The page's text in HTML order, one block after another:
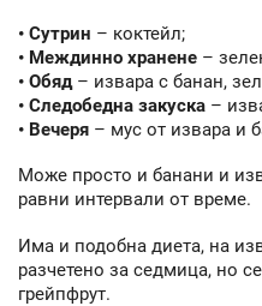
• Сутрин – коктейл;
• Междинно хранене –
• Обяд– извара с банан,
• Следобедна закуска –
• Вечеря – мус от извара и
Може просто и банани и
равни интервали от време.
Има и подобна диета, на
разчетено за седмица, но
грейпфрут.